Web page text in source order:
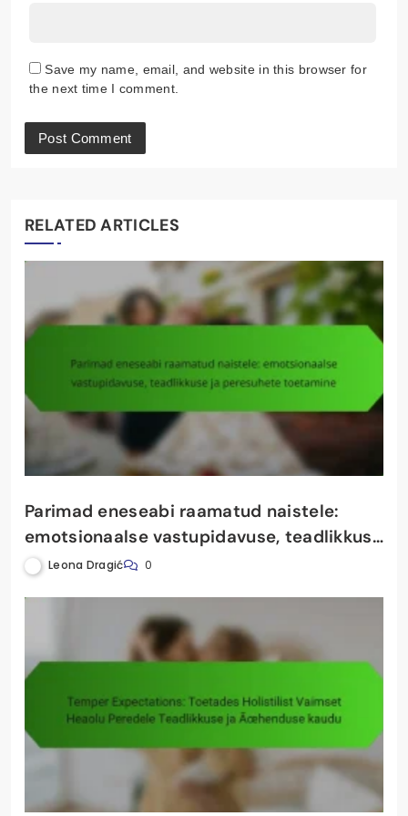
Save my name, email, and website in this browser for
the next time I comment.
RELATED ARTICLES
Parimad eneseabi raamatud naistele:
emotsionaalse vastupidavuse, teadlikkuse
ja peresuhete toetamine
Leona Dragić 0